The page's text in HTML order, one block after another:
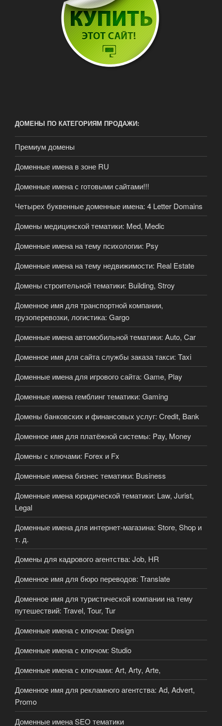
ДОМЕНЫ ПО КАТЕГОРИЯМ ПРОДАЖИ:
Премиум домены
Доменные имена в зоне RU
Доменные имена с готовыми сайтами!!!
Четырех буквенные доменные имена: 4 Letter Domains
Домены медицинской тематики: Med, Medic
Доменные имена на тему психологии: Psy
Доменные имена на тему недвижимости: Real Estate
Домены строительной тематики: Building, Stroy
Доменное имя для транспортной компании,
грузоперевозки, логистика: Gargo
Доменные имена автомобильной тематики: Auto, Car
Доменное имя для сайта службы заказа такси: Taxi
Доменные имена для игрового сайта: Game, Play
Доменные имена гемблинг тематики: Gaming
Домены банковских и финансовых услуг: Credit, Bank
Доменное имя для платёжной системы: Pay, Money
Домены с ключами: Forex и Fx
Доменные имена бизнес тематики: Business
Доменные имена юридической тематики: Law, Jurist,
Legal
Доменные имена для интернет-магазина: Store, Shop и
т. д.
Домены для кадрового агентства: Job, HR
Доменное имя для бюро переводов: Translate
Доменное имя для туристической компании на тему
путешествий: Travel, Tour, Tur
Доменные имена с ключом: Design
Доменные имена с ключом: Studio
Доменные имена с ключами: Art, Arty, Arte,
Доменное имя для рекламного агентства: Ad, Advert,
Promo
Доменные имена SEO тематики